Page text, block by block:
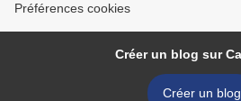
Préférences cookies
Créer un blog sur
Créer un blog